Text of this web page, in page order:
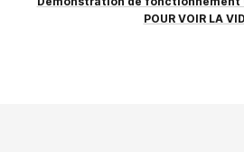
POUR VOIR LA